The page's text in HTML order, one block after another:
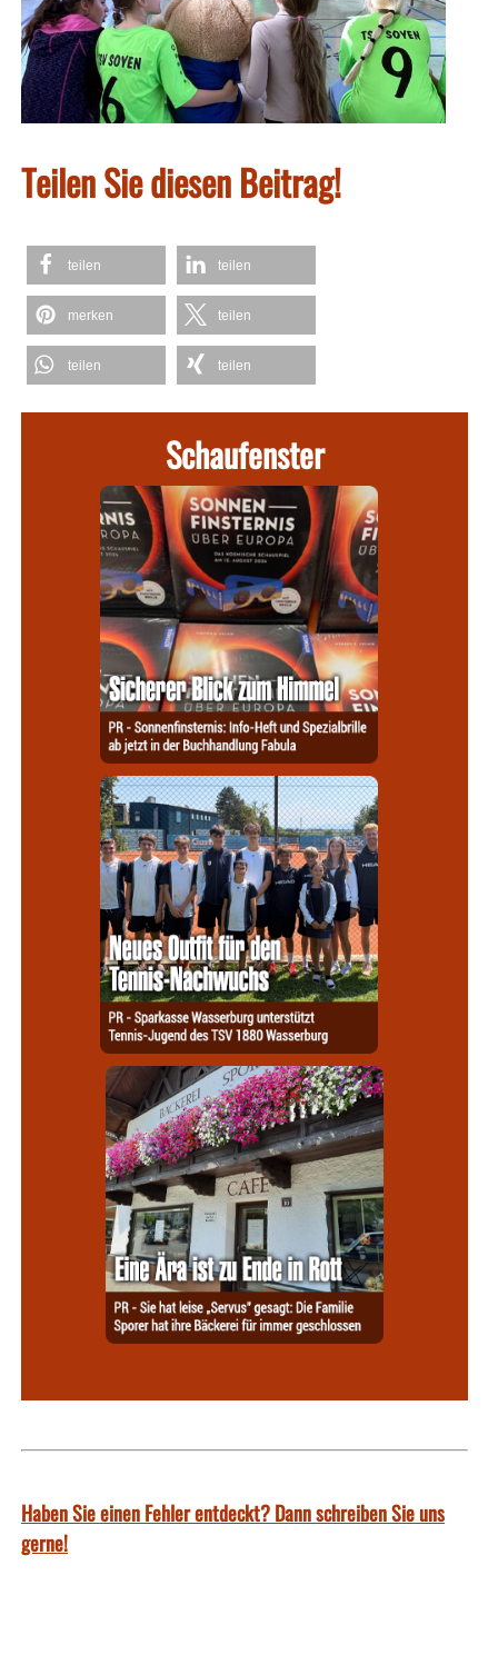
Teilen Sie diesen Beitrag!
teilen teilen
merken teilen
teilen teilen
Schaufenster
Haben Sie einen Fehler entdeckt? Dann schreiben Sie uns
gerne!